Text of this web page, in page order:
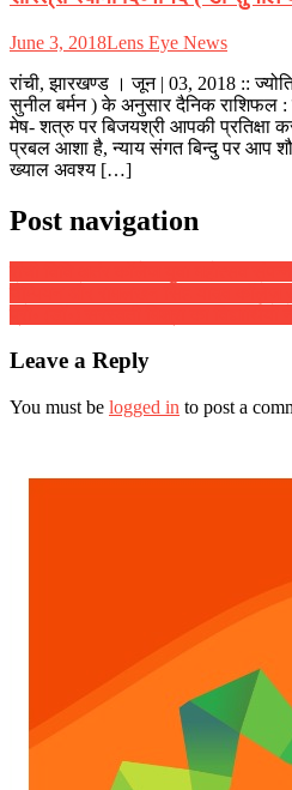
June 3, 2018Lens Eye News
रांची, झारखण्ड । जून | 03, 2018 ::
सुनील बर्मन ) के अनुसार दैनिक राशिफल :
मेष- शत्रु पर बिजयश्री आपकी प्रतिक्षा
प्रबल आशा है, न्याय संगत बिन्दु पर आप
ख्याल अवश्य […]
Post navigation
Leave a Reply
You must be logged in to post a